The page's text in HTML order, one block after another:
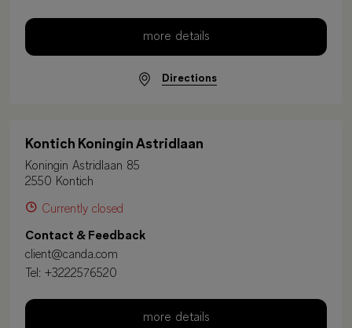
more details
Directions
Kontich Koningin Astridlaan
Koningin Astridlaan 85
2550 Kontich
Currently closed
Contact & Feedback
client@canda.com
Tel: +3222576520
more details